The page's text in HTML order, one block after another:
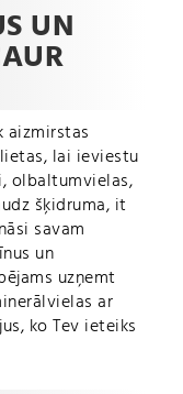
UN
aizmirstas
lai ieviestu
olbaltumvielas,
šķidruma, it
savam
un
uzņemt
ar
ko Tev ieteiks